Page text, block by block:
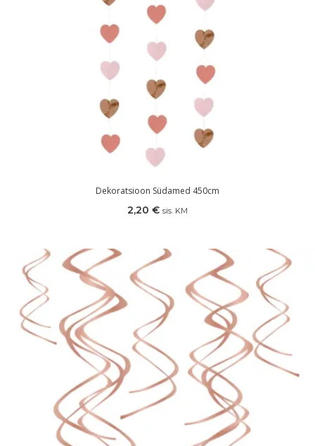
Dekoratsioon Südamed 450cm
2,20 € sis. KM